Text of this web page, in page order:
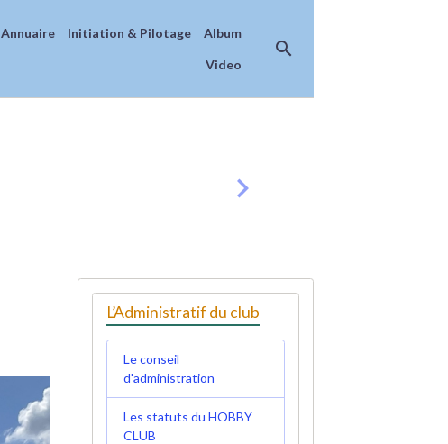
Annuaire Initiation & Pilotage Album
Video
L’Administratif du club
Le conseil
d'administration
Les statuts du HOBBY
CLUB